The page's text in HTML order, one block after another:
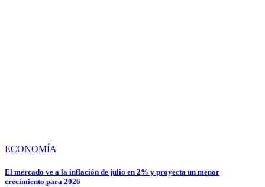
ECONOMÍA
El mercado ve a la inflación de julio en 2% y proyecta un menor
crecimiento para 2026